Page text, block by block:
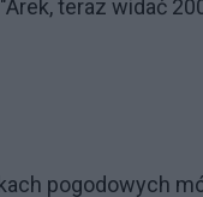
teraz widać
pogodowych